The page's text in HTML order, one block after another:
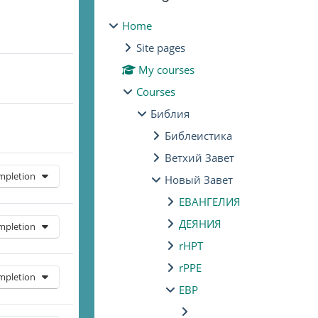
Home
Site pages
My courses
Courses
Библия
Библеистика
Ветхий Завет
Новый Завет
ЕВАНГЕЛИЯ
ДЕЯНИЯ
rHPT
rPPE
ЕВР